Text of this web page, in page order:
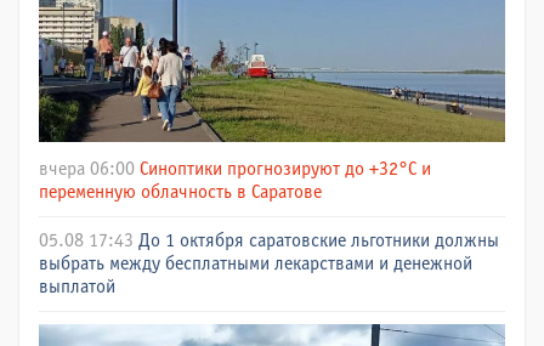
вчера 06:00 Синоптики прогнозируют до +32°C и
переменную облачность в Саратове
05.08 17:43 До 1 октября саратовские льготники должны
выбрать между бесплатными лекарствами и денежной
выплатой